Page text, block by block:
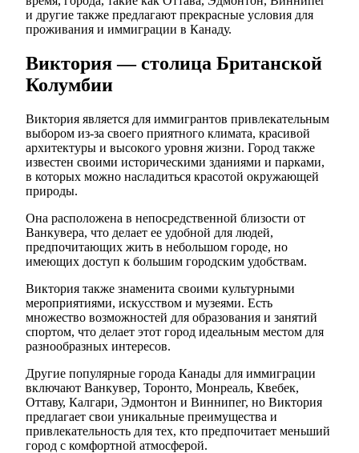
и другие также предлагают прекрасные условия для
проживания и иммиграции в Канаду.
Виктория — столица Британской
Колумбии
Виктория является для иммигрантов привлекательным
выбором из-за своего приятного климата, красивой
архитектуры и высокого уровня жизни. Город также
известен своими историческими зданиями и парками,
в которых можно насладиться красотой окружающей
природы.
Она расположена в непосредственной близости от
Ванкувера, что делает ее удобной для людей,
предпочитающих жить в небольшом городе, но
имеющих доступ к большим городским удобствам.
Виктория также знаменита своими культурными
мероприятиями, искусством и музеями. Есть
множество возможностей для образования и занятий
спортом, что делает этот город идеальным местом для
разнообразных интересов.
Другие популярные города Канады для иммиграции
включают Ванкувер, Торонто, Монреаль, Квебек,
Оттаву, Калгари, Эдмонтон и Виннипег, но Виктория
предлагает свои уникальные преимущества и
привлекательность для тех, кто предпочитает меньший
город с комфортной атмосферой.